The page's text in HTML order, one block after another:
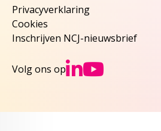
Privacyverklaring
Cookies
Inschrijven NCJ-nieuwsbrief
Volg ons op Ga naar